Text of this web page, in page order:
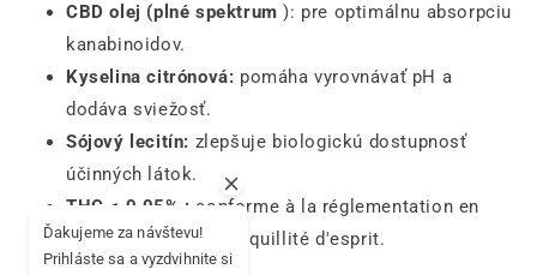
CBD olej (plné spektrum ): pre optimálnu absorpciu
kanabinoidov.
Kyselina citrónová: pomáha vyrovnávať pH a
dodáva sviežosť.
Sójový lecitín: zlepšuje biologickú dostupnosť
účinných látok.
THC < 0,05% : conforme à la réglementation en
vigueur pour une tranquillité d'esprit.
Ďakujeme za návštevu!
Prihláste sa a vyzdvihnite si